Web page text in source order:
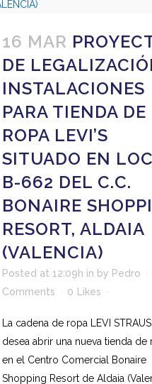
16 MAR
DE
INSTALACIONES
PARA TIENDA DE
ROPA LEVI’S
SITUADO EN
B-662 DEL C.C.
BONAIRE
RESORT, ALDAIA
(VALENCIA)
Posted at 12:09h in by Pedro
Comments
0 Likes
La cadena de ropa LEVI
desea abrir una nueva tienda de
en el Centro Comercial Bonaire
Shopping Resort de Aldaia